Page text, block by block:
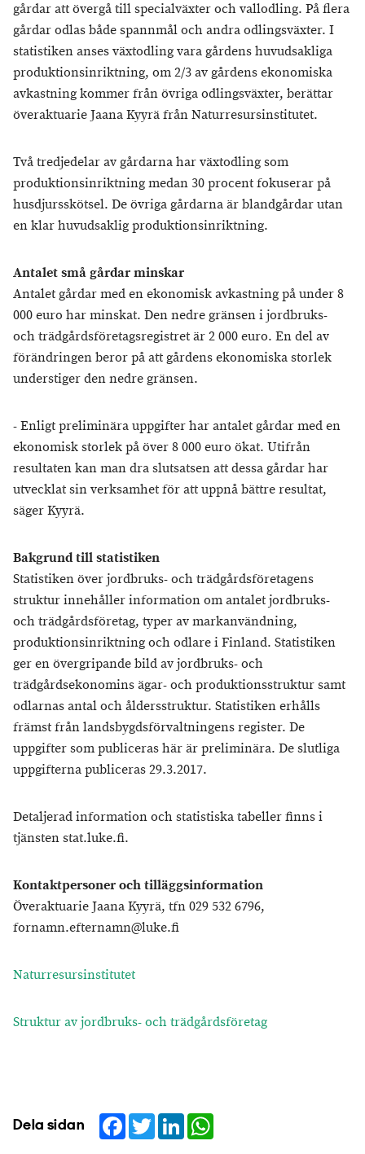
gårdar att övergå till specialväxter och vallodling. På flera
gårdar odlas både spannmål och andra odlingsväxter. I
statistiken anses växtodling vara gårdens huvudsakliga
produktionsinriktning, om 2/3 av gårdens ekonomiska
avkastning kommer från övriga odlingsväxter, berättar
överaktuarie Jaana Kyyrä från Naturresursinstitutet.
Två tredjedelar av gårdarna har växtodling som
produktionsinriktning medan 30 procent fokuserar på
husdjursskötsel. De övriga gårdarna är blandgårdar utan
en klar huvudsaklig produktionsinriktning.
Antalet små gårdar minskar
Antalet gårdar med en ekonomisk avkastning på under 8
000 euro har minskat. Den nedre gränsen i jordbruks-
och trädgårdsföretagsregistret är 2 000 euro. En del av
förändringen beror på att gårdens ekonomiska storlek
understiger den nedre gränsen.
- Enligt preliminära uppgifter har antalet gårdar med en
ekonomisk storlek på över 8 000 euro ökat. Utifrån
resultaten kan man dra slutsatsen att dessa gårdar har
utvecklat sin verksamhet för att uppnå bättre resultat,
säger Kyyrä.
Bakgrund till statistiken
Statistiken över jordbruks- och trädgårdsföretagens
struktur innehåller information om antalet jordbruks-
och trädgårdsföretag, typer av markanvändning,
produktionsinriktning och odlare i Finland. Statistiken
ger en övergripande bild av jordbruks- och
trädgårdsekonomins ägar- och produktionsstruktur samt
odlarnas antal och åldersstruktur. Statistiken erhålls
främst från landsbygdsförvaltningens register. De
uppgifter som publiceras här är preliminära. De slutliga
uppgifterna publiceras 29.3.2017.
Detaljerad information och statistiska tabeller finns i
tjänsten stat.luke.fi.
Kontaktpersoner och tilläggsinformation
Överaktuarie Jaana Kyyrä, tfn 029 532 6796,
fornamn.efternamn@luke.fi
Naturresursinstitutet
Struktur av jordbruks- och trädgårdsföretag
Dela sidan Facebook
TwitterLinkedIn